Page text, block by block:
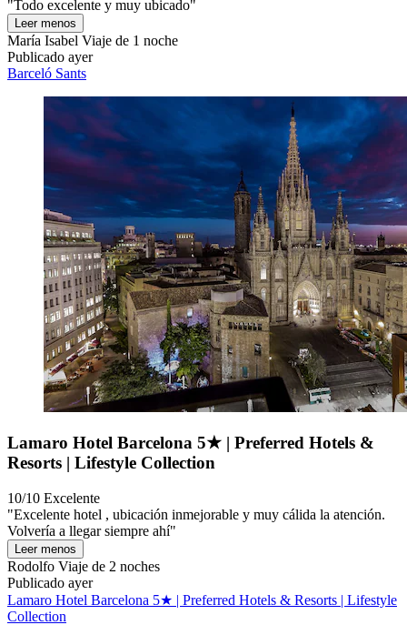
"Todo excelente y muy ubicado"
Leer menos
María Isabel Viaje de 1 noche
Publicado ayer
Barceló Sants
Lamaro Hotel Barcelona 5★ | Preferred Hotels &
Resorts | Lifestyle Collection
10/10 Excelente
"Excelente hotel , ubicación inmejorable y muy cálida la atención.
Volvería a llegar siempre ahí"
Leer menos
Rodolfo Viaje de 2 noches
Publicado ayer
Lamaro Hotel Barcelona 5★ | Preferred Hotels & Resorts | Lifestyle
Collection